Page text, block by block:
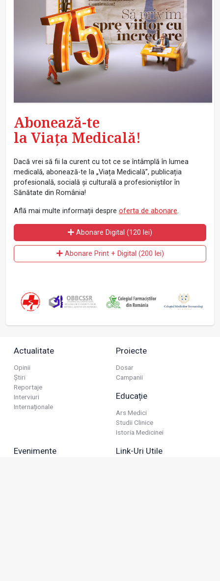
Abonează-te
la Viața Medicală!
Dacă vrei să fii la curent cu tot ce se întâmplă în lumea
medicală, abonează-te la „Viața Medicală”, publicația
profesională, socială și culturală a profesioniștilor în
Sănătate din România!
Află mai multe informații despre oferta de abonare.
Abonare Digital (120 lei)
Abonare Print + Digital (200 lei)
Actualitate
Opinii
Știri
Reportaje
Interviuri
Internaționale
Proiecte
Dosar
Campanii
Educație
Ars Medici
Studii Clinice
Istoria Medicinei
Evenimente Link-Uri Utile